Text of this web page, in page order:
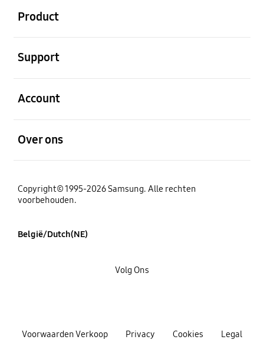
Product
Support
Account
Over ons
Copyright© 1995-2026 Samsung. Alle rechten
voorbehouden.
België/Dutch(NE)
Voorwaarden Verkoop Privacy Cookies Legal
Volg Ons